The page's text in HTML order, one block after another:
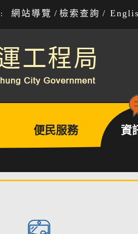
網站導覽 / 檢索查詢 /
便民服務 資